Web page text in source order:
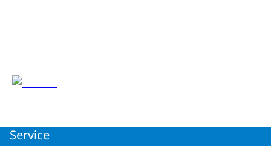
Service